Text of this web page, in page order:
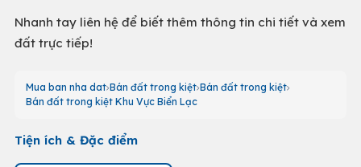
Nhanh tay liên hệ để biết thêm thông tin chi tiết và xem
đất trực tiếp!
Mua ban nha dat Bán đất trong kiệt Bán đất trong kiệt
Bán đất trong kiệt Khu Vực Biển Lạc
Tiện ích & Đặc điểm